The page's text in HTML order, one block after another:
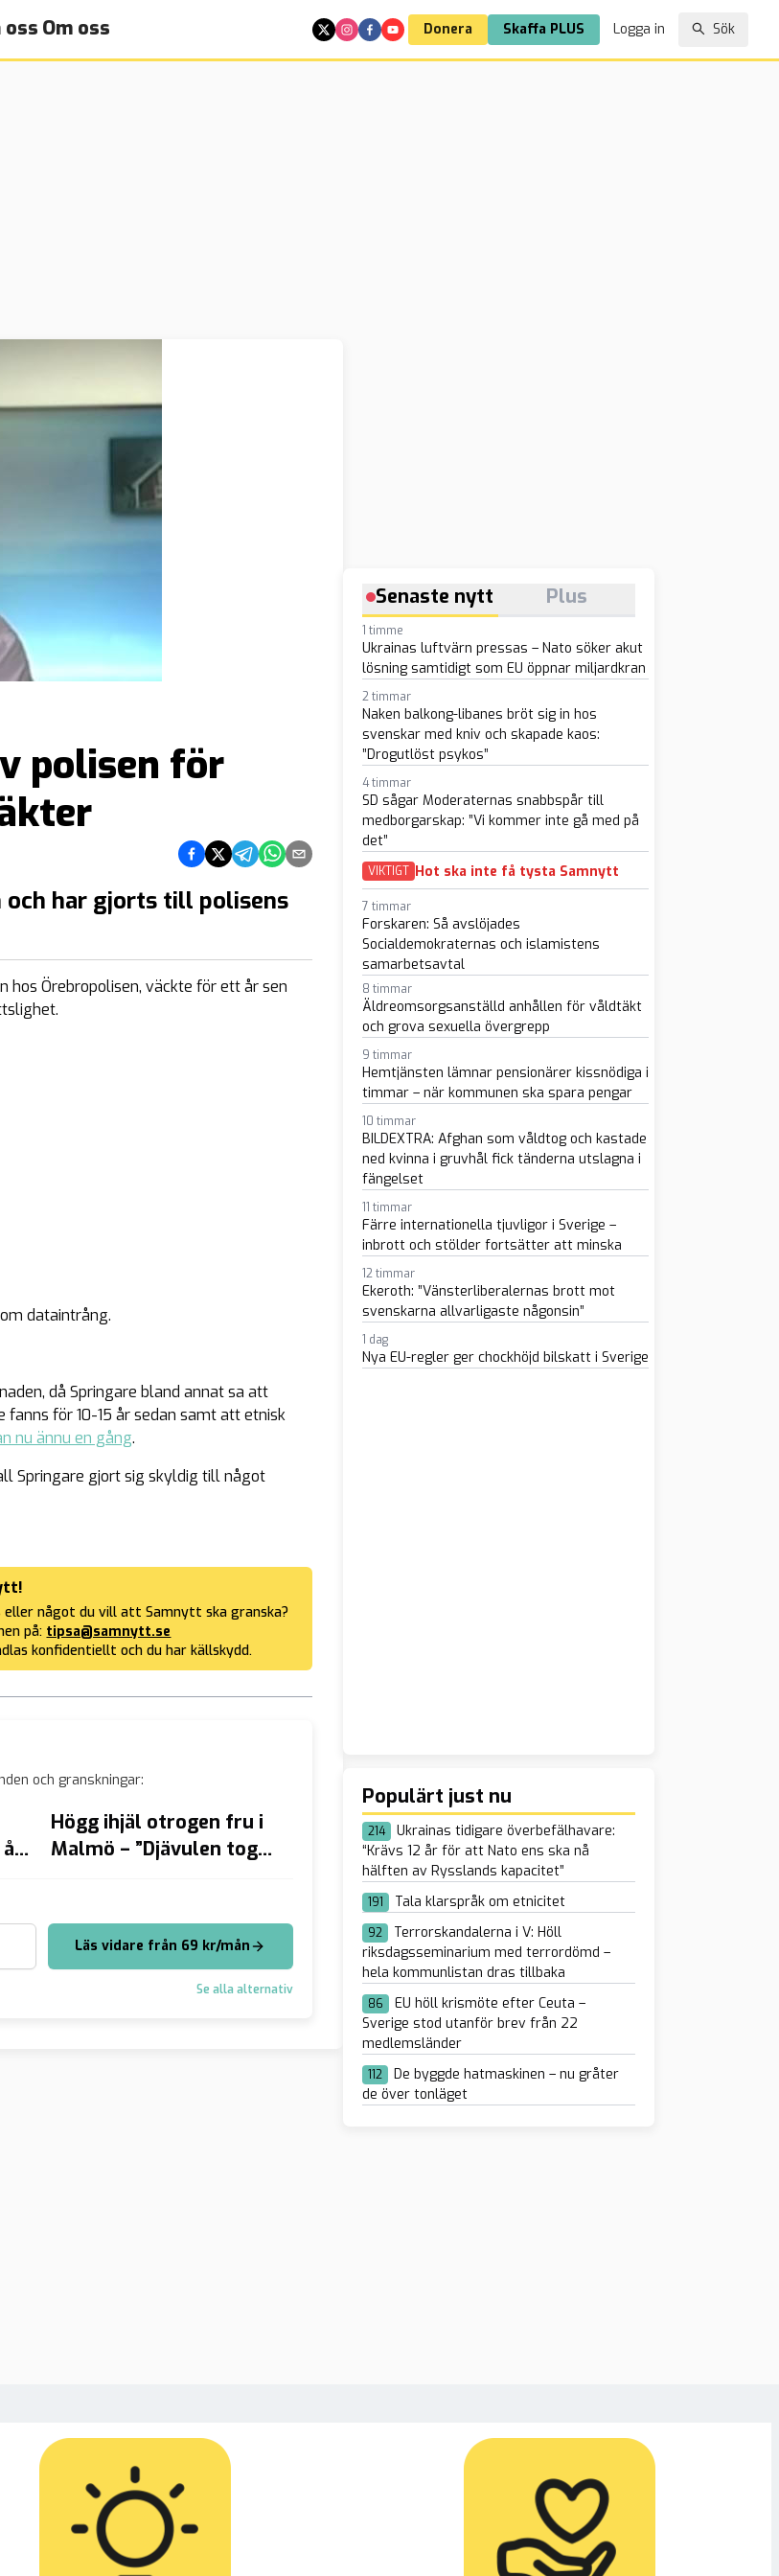
oss Om oss Donera Skaffa PLUS Logga in Sök
polisen för
Dela på Facebook
Dela på Twitter
Dela på Telegram
Dela på Whatsapp
Dela via e-post
och har gjorts till polisens
hos Örebropolisen, väckte för ett år sen
dataintrång.
då Springare bland annat sa att
för 10-15 år sedan samt att etnisk
nu ännu en gång.
Springare gjort sig skyldig till något
något du vill att Samnytt ska granska?
på: tipsa@samnytt.se
konfidentiellt och du har källskydd.
och granskningar:
Högg ihjäl otrogen fru i
Malmö – ”Djävulen tog
Invandrare med
tolkbehov efter 30 år i
Sverige häktad för
mordförsök på
socialkontor
Läs vidare från 69 kr/mån
Se alla alternativ
Senaste nytt Plus
1 timme
Ukrainas luftvärn pressas – Nato söker akut
lösning samtidigt som EU öppnar miljardkran
2 timmar
Naken balkong-libanes bröt sig in hos
svenskar med kniv och skapade kaos:
”Drogutlöst psykos”
4 timmar
SD sågar Moderaternas snabbspår till
medborgarskap: ”Vi kommer inte gå med på
det”
VIKTIGT Hot ska inte få tysta Samnytt
7 timmar
Forskaren: Så avslöjades
Socialdemokraternas och islamistens
samarbetsavtal
8 timmar
Äldreomsorgsanställd anhållen för våldtäkt
och grova sexuella övergrepp
9 timmar
Hemtjänsten lämnar pensionärer kissnödiga i
timmar – när kommunen ska spara pengar
10 timmar
BILDEXTRA: Afghan som våldtog och kastade
ned kvinna i gruvhål fick tänderna utslagna i
fängelset
11 timmar
Färre internationella tjuvligor i Sverige –
inbrott och stölder fortsätter att minska
12 timmar
Ekeroth: ”Vänsterliberalernas brott mot
svenskarna allvarligaste någonsin”
1 dag
Nya EU-regler ger chockhöjd bilskatt i Sverige
Populärt just nu
214
Ukrainas tidigare överbefälhavare:
“Krävs 12 år för att Nato ens ska nå
hälften av Rysslands kapacitet”
191 Tala klarspråk om etnicitet
92
Terrorskandalerna i V: Höll
riksdagsseminarium med terrordömd –
hela kommunlistan dras tillbaka
86
EU höll krismöte efter Ceuta –
Sverige stod utanför brev från 22
medlemsländer
112
De byggde hatmaskinen – nu gråter
de över tonläget